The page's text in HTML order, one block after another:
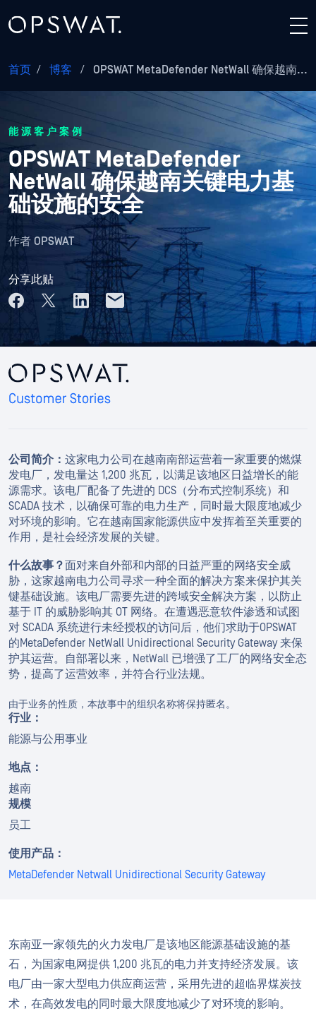
首页 / 博客 / OPSWAT MetaDefender NetWall 确保越南...
能源客户案例
OPSWAT MetaDefender
NetWall 确保越南关键电力基
础设施的安全
作者 OPSWAT
分享此贴
公司简介： 这家电力公司在越南南部运营着一家重要的燃煤
发电厂，发电量达 1,200 兆瓦，以满足该地区日益增长的能
源需求。该电厂配备了先进的 DCS（分布式控制系统）和
SCADA 技术，以确保可靠的电力生产，同时最大限度地减少
对环境的影响。它在越南国家能源供应中发挥着至关重要的
作用，是社会经济发展的关键。
什么故事？面对来自外部和内部的日益严重的网络安全威
胁，这家越南电力公司寻求一种全面的解决方案来保护其关
键基础设施。该电厂需要先进的跨域安全解决方案，以防止
基于 IT 的威胁影响其 OT 网络。在遭遇恶意软件渗透和试图
对 SCADA 系统进行未经授权的访问后，他们求助于OPSWAT
的MetaDefender NetWall Unidirectional Security Gateway 来保
护其运营。自部署以来，NetWall 已增强了工厂的网络安全态
势，提高了运营效率，并符合行业法规。
由于业务的性质，本故事中的组织名称将保持匿名。
行业：
能源与公用事业
地点：
越南
规模
员工
使用产品：
MetaDefender Netwall Unidirectional Security Gateway
东南亚一家领先的火力发电厂是该地区能源基础设施的基
石，为国家电网提供 1,200 兆瓦的电力并支持经济发展。该
电厂由一家大型电力供应商运营，采用先进的超临界煤炭技
术，在高效发电的同时最大限度地减少了对环境的影响。